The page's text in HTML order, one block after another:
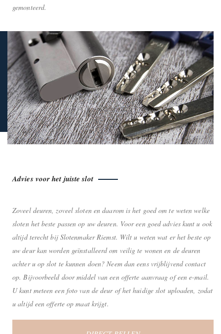
gemonteerd.
Advies voor het juiste slot
Zoveel deuren, zoveel sloten en daarom is het goed om te weten welke
sloten het beste passen op uw deuren. Voor een goed advies kunt u ook
altijd terecht bij Slotenmaker Riemst. Wilt u weten wat er het beste op
uw deur kan worden geïnstalleerd om veilig te wonen en de deuren
achter u op slot te kunnen doen? Neem dan eens vrijblijvend contact
op. Bijvoorbeeld door middel van een offerte aanvraag of een e-mail.
U kunt meteen een foto van de deur of het huidige slot uploaden, zodat
u altijd een offerte op maat krijgt.